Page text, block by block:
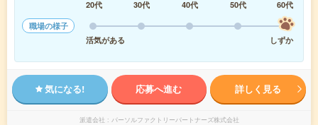
20代
30代 40代 50代
60代
職場の様子
活気がある
しずか
気になる! 応募へ進む 詳しく見る
派遣会社 パーソルファクトリーパートナーズ株式会社